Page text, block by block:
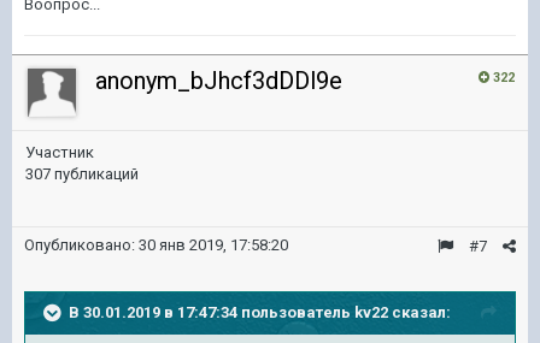
Воопрос...
322
anonym_bJhcf3dDDl9e
Участник
307 публикаций
#7
Опубликовано: 30 янв 2019, 17:58:20
В 30.01.2019 в 17:47:34 пользователь kv22 сказал: